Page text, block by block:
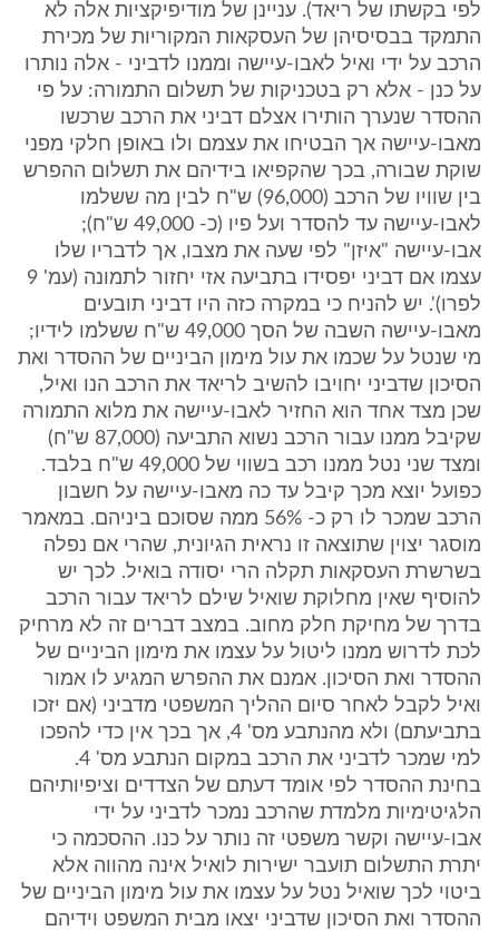
לפי בקשתו של ריאד). עניינן של מודיפיקציות אלה לא
התמקד בבסיסיהן של העסקאות המקוריות של מכירת
הרכב על ידי ואיל לאבו-עיישה וממנו לדביני - אלה נותרו
על כנן - אלא רק בטכניקות של תשלום התמורה: על פי
ההסדר שנערך הותירו אצלם דביני את הרכב שרכשו
מאבו-עיישה אך הבטיחו את עצמם ולו באופן חלקי מפני
שוקת שבורה, בכך שהקפיאו בידיהם את תשלום ההפרש
בין שוויו של הרכב (96,000) ש"ח לבין מה ששלמו
לאבו-עיישה עד להסדר ועל פיו (כ- 49,000 ש"ח);
אבו-עיישה "איזן" לפי שעה את מצבו, אך לדבריו שלו
עצמו אם דביני יפסידו בתביעה אזי יחזור לתמונה (עמ' 9
לפרו)'. יש להניח כי במקרה כזה היו דביני תובעים
מאבו-עיישה השבה של הסך 49,000 ש"ח ששלמו לידיו;
מי שנטל על שכמו את עול מימון הביניים של ההסדר ואת
הסיכון שדביני יחויבו להשיב לריאד את הרכב הנו ואיל,
שכן מצד אחד הוא החזיר לאבו-עיישה את מלוא התמורה
שקיבל ממנו עבור הרכב נשוא התביעה (87,000 ש"ח)
ומצד שני נטל ממנו רכב בשווי של 49,000 ש"ח בלבד.
כפועל יוצא מכך קיבל עד כה מאבו-עיישה על חשבון
הרכב שמכר לו רק כ- 56% ממה שסוכם ביניהם. במאמר
מוסגר יצוין שתוצאה זו נראית הגיונית, שהרי אם נפלה
בשרשרת העסקאות תקלה הרי יסודה בואיל. לכך יש
להוסיף שאין מחלוקת שואיל שילם לריאד עבור הרכב
בדרך של מחיקת חלק מחוב. במצב דברים זה לא מרחיק
לכת לדרוש ממנו ליטול על עצמו את מימון הביניים של
ההסדר ואת הסיכון. אמנם את ההפרש המגיע לו אמור
ואיל לקבל לאחר סיום ההליך המשפטי מדביני (אם יזכו
בתביעתם) ולא מהנתבע מס' 4, אך בכך אין כדי להפכו
למי שמכר לדביני את הרכב במקום הנתבע מס' 4.
בחינת ההסדר לפי אומד דעתם של הצדדים וציפיותיהם
הלגיטימיות מלמדת שהרכב נמכר לדביני על ידי
אבו-עיישה וקשר משפטי זה נותר על כנו. ההסכמה כי
יתרת התשלום תועבר ישירות לואיל אינה מהווה אלא
ביטוי לכך שואיל נטל על עצמו את עול מימון הביניים של
ההסדר ואת הסיכון שדביני יצאו מבית המשפט וידיהם